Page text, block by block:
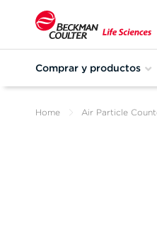
Comprar y productos
Home Air Particle